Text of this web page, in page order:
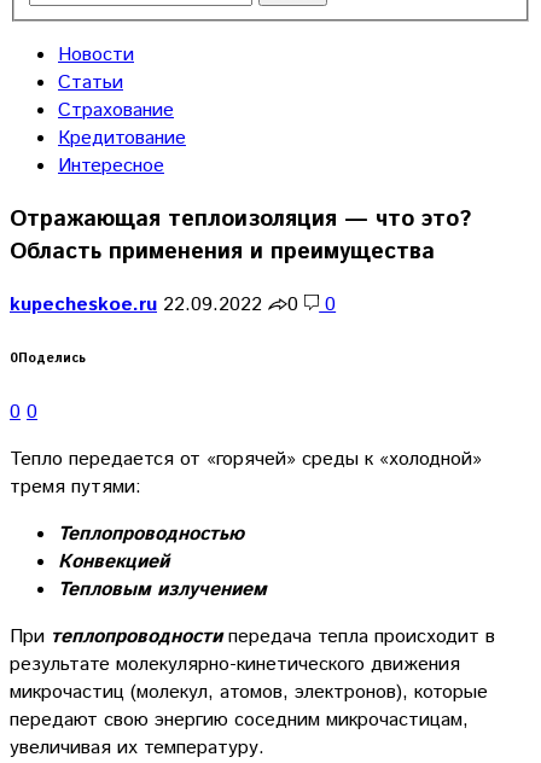
Новости
Статьи
Страхование
Кредитование
Интересное
Отражающая теплоизоляция — что это?
Область применения и преимущества
kupecheskoe.ru 22.09.2022 0 0
0Поделись
0 0
Тепло передается от «горячей» среды к «холодной»
тремя путями:
Теплопроводностью
Конвекцией
Тепловым излучением
При теплопроводностипередача тепла происходит в
результате молекулярно-кинетического движения
микрочастиц (молекул, атомов, электронов), которые
передают свою энергию соседним микрочастицам,
увеличивая их температуру.